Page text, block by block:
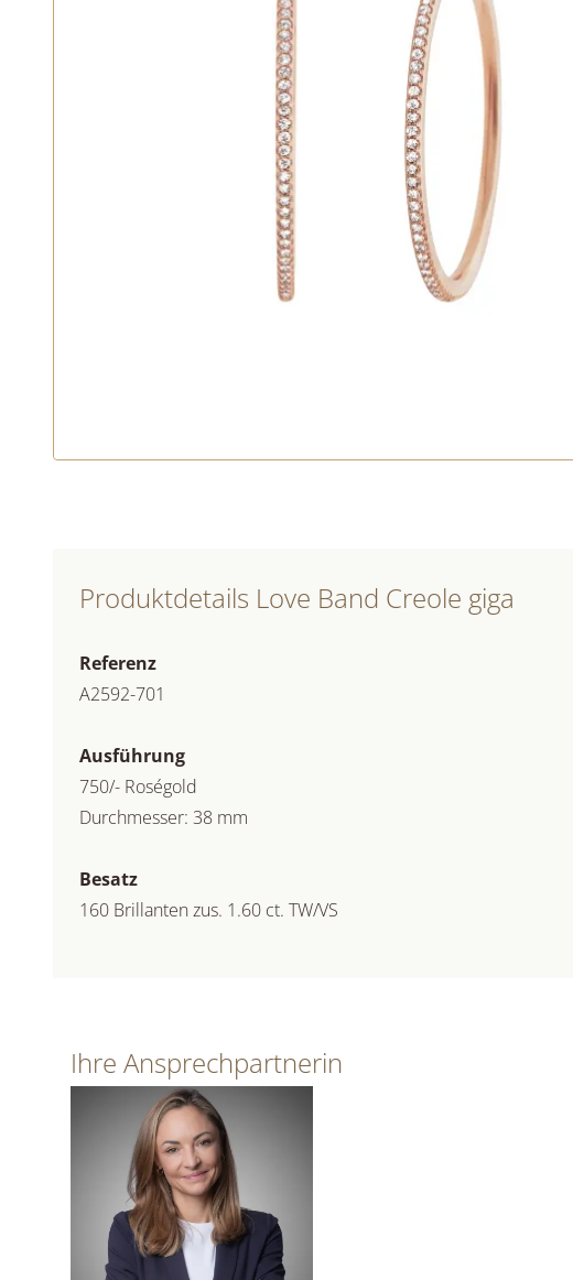
Produktdetails Love Band Creole giga
Referenz
A2592-701
Ausführung
750/- Roségold
Durchmesser: 38 mm
Besatz
160 Brillanten zus. 1.60 ct. TW/VS
Ihre Ansprechpartnerin